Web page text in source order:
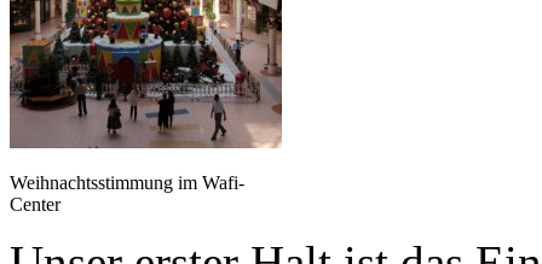
Weihnachtsstimmung im Wafi-
Center